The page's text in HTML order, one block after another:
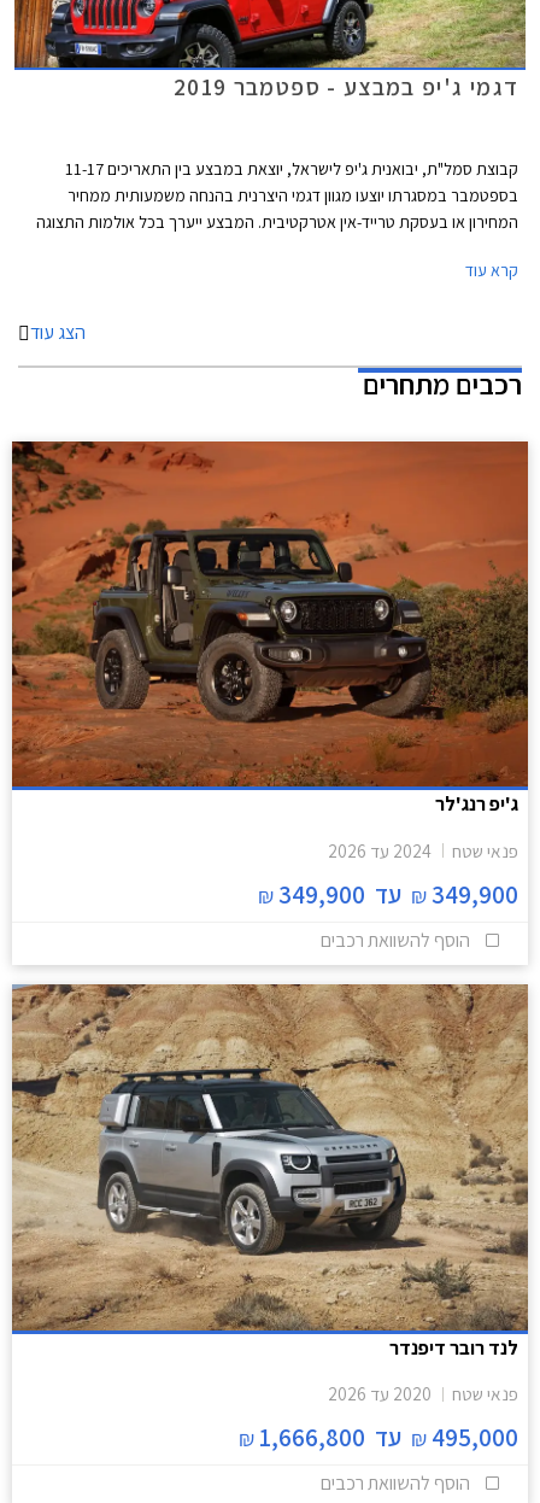
דגמי ג'יפ במבצע - ספטמבר 2019
קבוצת סמל"ת, יבואנית ג'יפ לישראל, יוצאת במבצע בין התאריכים 11-17
בספטמבר במסגרתו יוצעו מגוון דגמי היצרנית בהנחה משמעותית ממחיר
המחירון או בעסקת טרייד-אין אטרקטיבית. המבצע ייערך בכל אולמות התצוגה
קרא עוד
הצג עוד
רכבים מתחרים
ג'יפ רנג'לר
פנאי שטח 2024 עד 2026
349,900
₪ עד 349,900
₪
הוסף להשוואת רכבים
לנד רובר דיפנדר
פנאי שטח 2020 עד 2026
495,000
₪ עד 1,666,800
₪
הוסף להשוואת רכבים